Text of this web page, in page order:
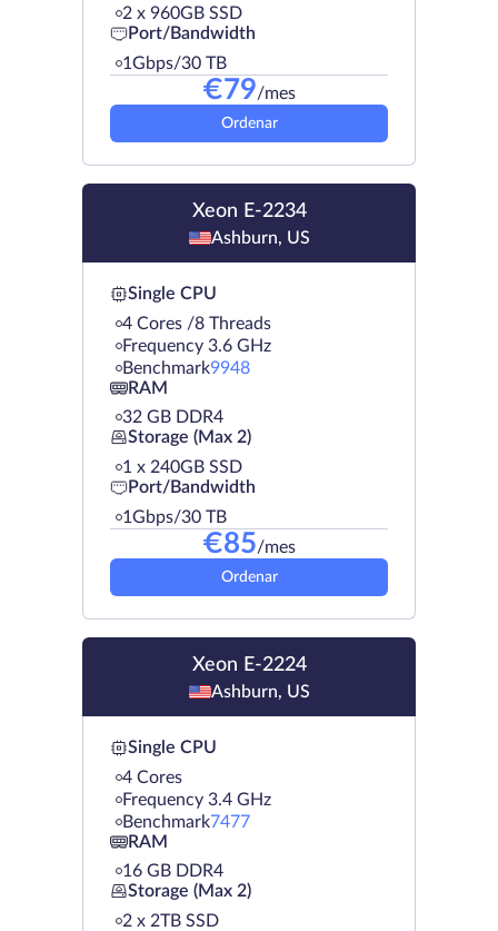
2 х 960GB SSD
Port/Bandwidth
1Gbps/30 TB
€79/mes
Ordenar
Xeon E-2234
Ashburn, US
Single CPU
4 Cores /8 Threads
Frequency 3.6 GHz
Benchmark9948
RAM
32 GB DDR4
Storage (Max 2)
1 х 240GB SSD
Port/Bandwidth
1Gbps/30 TB
€85/mes
Ordenar
Xeon E-2224
Ashburn, US
Single CPU
4 Cores
Frequency 3.4 GHz
Benchmark7477
RAM
16 GB DDR4
Storage (Max 2)
2 х 2TB SSD